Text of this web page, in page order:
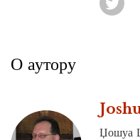
О аутору
Џошуа